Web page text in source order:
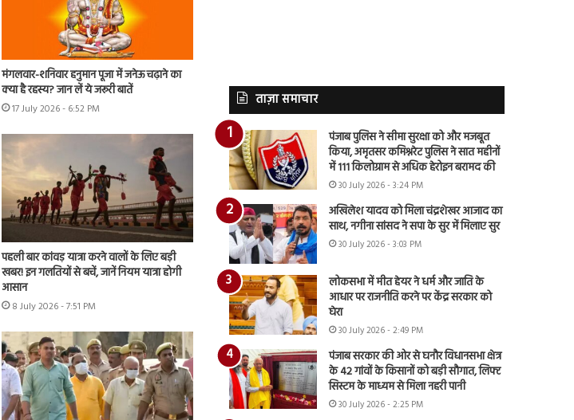
मंगलवार-शनिवार हनुमान पूजा में जनेऊ चढ़ाने का
क्या है रहस्य? जान लें ये जरूरी बातें
17 July 2026 - 6:52 PM
पहली बार कांवड़ यात्रा करने वालों के लिए बड़ी
खबर! इन गलतियों से बचें, जानें नियम यात्रा होगी
आसान
8 July 2026 - 7:51 PM
ताज़ा समाचार
पंजाब पुलिस ने सीमा सुरक्षा को और मजबूत
किया, अमृतसर कमिश्नरेट पुलिस ने सात महीनों
में 111 किलोग्राम से अधिक हेरोइन बरामद की
30 July 2026 - 3:24 PM
अखिलेश यादव को मिला चंद्रशेखर आजाद का
साथ, नगीना सांसद ने सपा के सुर में मिलाए सुर
30 July 2026 - 3:03 PM
लोकसभा में मीत हेयर ने धर्म और जाति के
आधार पर राजनीति करने पर केंद्र सरकार को
घेरा
30 July 2026 - 2:49 PM
पंजाब सरकार की ओर से घनौर विधानसभा क्षेत्र
के 42 गांवों के किसानों को बड़ी सौगात, लिफ्ट
सिस्टम के माध्यम से मिला नहरी पानी
30 July 2026 - 2:25 PM